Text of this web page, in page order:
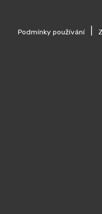
Podmínky používání